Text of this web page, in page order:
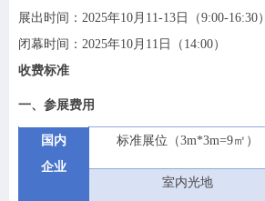
展出时间： 2025年10月11-13 日（9:00-16:30）
闭幕时间： 2025年10月11 日（ 14:00）
收费标准
一、 参展费用
国内
企业
标准展位（3m*3m=9㎡）
室内光地